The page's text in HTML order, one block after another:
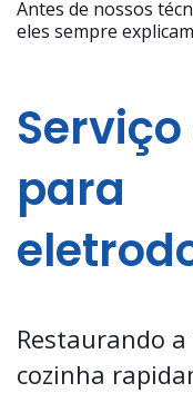
Antes de nossos
eles sempre
para
Restaurando
cozinha